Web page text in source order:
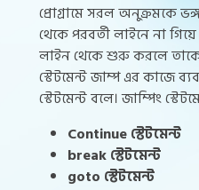
প্রোগ্রামে সরল অনুক্রমকে
থেকে পরবর্তী লাইনে না
লাইন থেকে শুরু করলে
স্টেটমেন্ট জাম্প এর কাজে
স্টেটমেন্ট বলে। জাম্পিং
Continue স্টেটমেন্ট
break স্টেটমেন্ট
goto স্টেটমেন্ট